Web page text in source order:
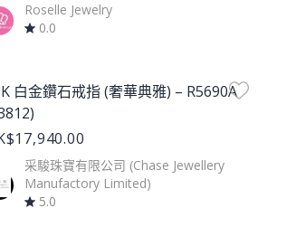
Roselle Jewelry
0.0
Image
白金鑽石戒指 (奢華典雅) – R5690A
采駿珠寶有限公司 (Chase Jewellery
Manufactory Limited)
5.0